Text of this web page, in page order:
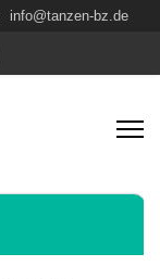
info@tanzen-bz.de